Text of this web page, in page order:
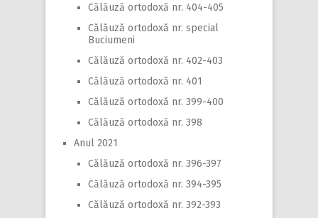
Călăuză ortodoxă nr. 404-405
Călăuză ortodoxă nr. special
Buciumeni
Călăuză ortodoxă nr. 402-403
Călăuză ortodoxă nr. 401
Călăuză ortodoxă nr. 399-400
Călăuză ortodoxă nr. 398
Anul 2021
Călăuză ortodoxă nr. 396-397
Călăuză ortodoxă nr. 394-395
Călăuză ortodoxă nr. 392-393